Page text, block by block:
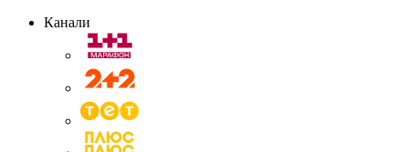
Канали